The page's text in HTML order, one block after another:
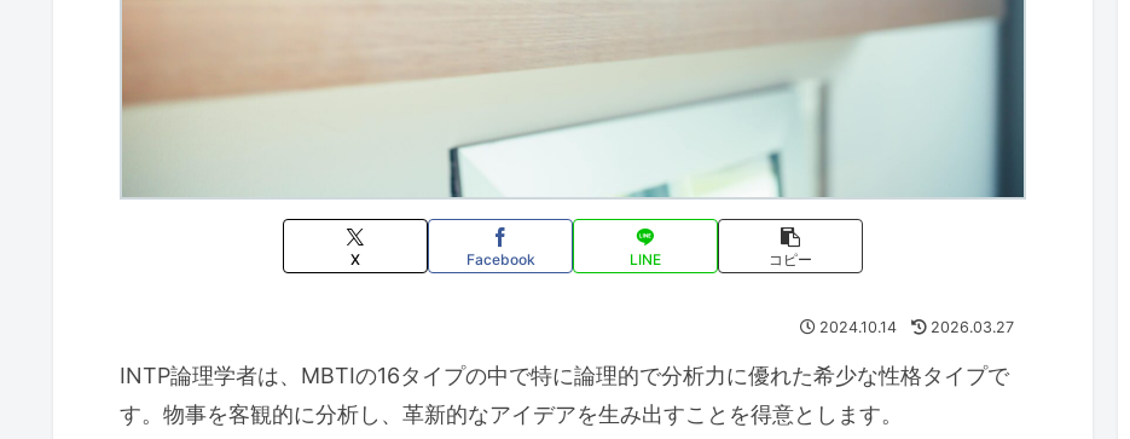
X Facebook LINE コピー
2024.10.14 2026.03.27
INTP論理学者は、MBTIの16タイプの中で特に論理的で分析力に優れた希少な性格タイプで
す。物事を客観的に分析し、革新的なアイデアを生み出すことを得意とします。